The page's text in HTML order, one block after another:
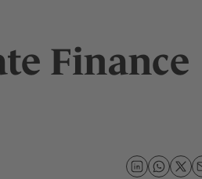
Finance